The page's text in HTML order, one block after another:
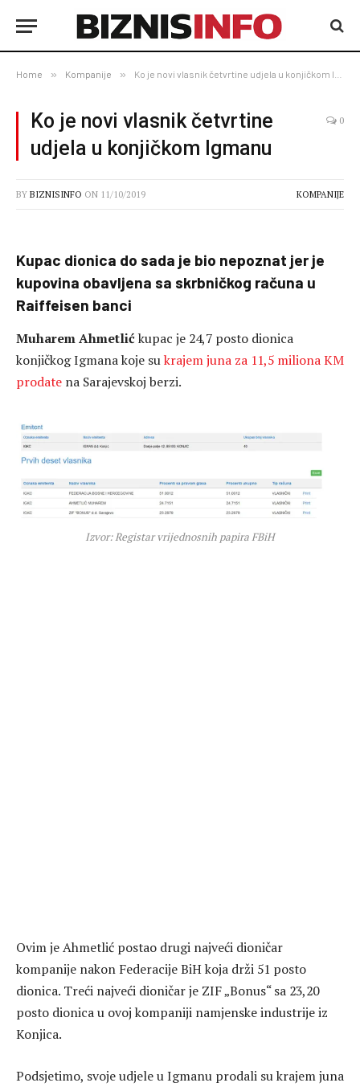
Home » Kompanije » Ko je novi vlasnik četvrtine udjela u konjičkom Igmanu
Ko je novi vlasnik četvrtine
udjela u konjičkom Igmanu
0
BY BIZNISINFO ON 11/10/2019 KOMPANIJE
Kupac dionica do sada je bio nepoznat jer je
kupovina obavljena sa skrbničkog računa u
Raiffeisen banci
Muharem Ahmetlićkupac je 24,7 posto dionica
konjičkog Igmana koje sukrajem juna za 11,5 miliona KM
prodate na Sarajevskoj berzi.
Izvor: Registar vrijednosnih papira FBiH
Ovim je Ahmetlić postao drugi najveći dioničar
kompanije nakon Federacije BiH koja drži 51 posto
dionica. Treći najveći dioničar je ZIF „Bonus“ sa 23,20
posto dionica u ovoj kompaniji namjenske industrije iz
Konjica.
Podsjetimo, svoje udjele u Igmanu prodali su krajem juna